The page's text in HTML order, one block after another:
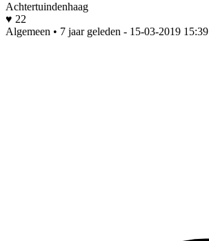
Achtertuindenhaag
♥ 22
Algemeen • 7 jaar geleden - 15-03-2019 15:39